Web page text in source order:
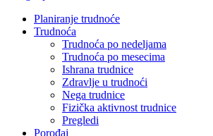
Planiranje trudnoće
Trudnoća
Trudnoća po nedeljama
Trudnoća po mesecima
Ishrana trudnice
Zdravlje u trudnoći
Nega trudnice
Fizička aktivnost trudnice
Pregledi
Porođaj